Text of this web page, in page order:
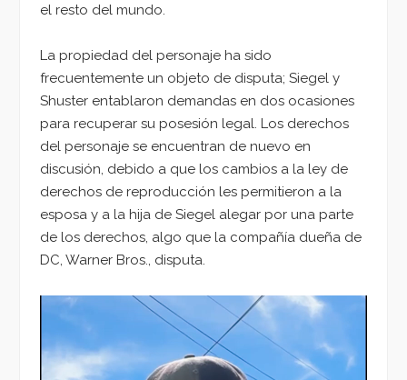
el resto del mundo.
La propiedad del personaje ha sido
frecuentemente un objeto de disputa; Siegel y
Shuster entablaron demandas en dos ocasiones
para recuperar su posesión legal. Los derechos
del personaje se encuentran de nuevo en
discusión, debido a que los cambios a la ley de
derechos de reproducción les permitieron a la
esposa y a la hija de Siegel alegar por una parte
de los derechos, algo que la compañía dueña de
DC, Warner Bros., disputa.
Reproductor
vídeo